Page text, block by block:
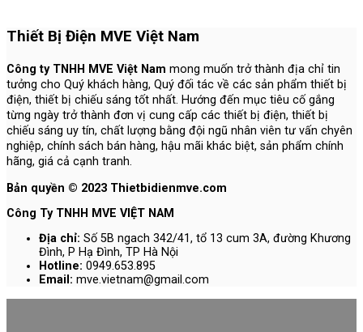
Thiết Bị Điện MVE Việt Nam
Công ty TNHH MVE Việt Nam mong muốn trở thành địa chỉ tin
tưởng cho Quý khách hàng, Quý đối tác về các sản phẩm thiết bị
điện, thiết bị chiếu sáng tốt nhất. Hướng đến mục tiêu cố gắng
từng ngày trở thành đơn vị cung cấp các thiết bị điện, thiết bị
chiếu sáng uy tín, chất lượng bằng đội ngũ nhân viên tư vấn chyên
nghiệp, chính sách bán hàng, hậu mãi khác biệt, sản phẩm chính
hãng, giá cả cạnh tranh.
Bản quyền © 2023 Thietbidienmve.com
Công Ty TNHH MVE VIỆT NAM
Địa chỉ: Số 5B ngach 342/41, tổ 13 cum 3A, đường Khương
Đình, P Hạ Đình, TP Hà Nội
Hotline: 0949.653.895
Email: mve.vietnam@gmail.com